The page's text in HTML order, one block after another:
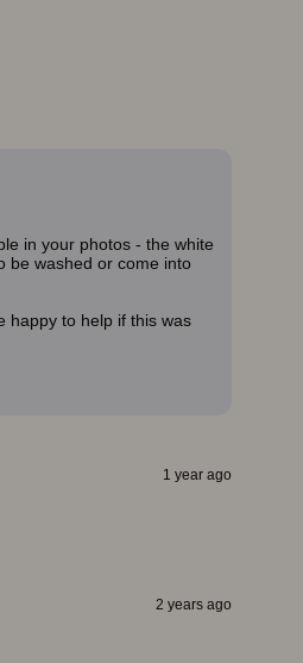
in your photos - the white
be washed or come into
happy to help if this was
1 year ago
2 years ago